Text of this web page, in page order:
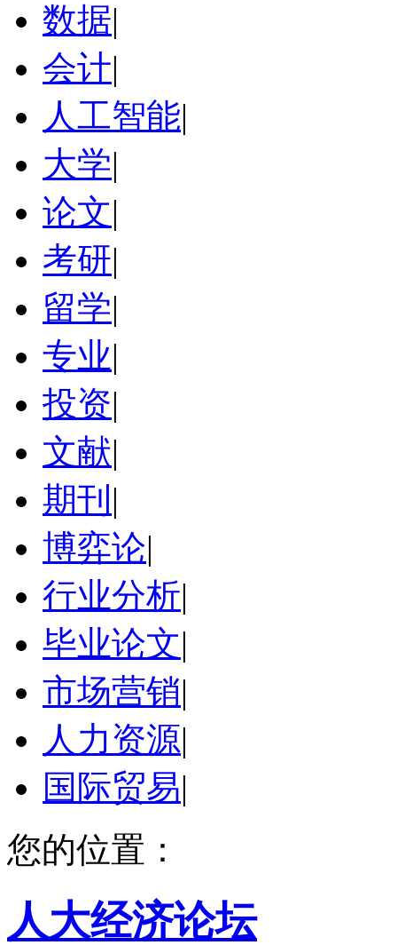
数据|
会计|
人工智能|
大学|
论文|
考研|
留学|
专业|
投资|
文献|
期刊 |
博弈论|
行业分析|
毕业论文|
市场营销|
人力资源|
国际贸易|
您的位置：
人大经济论坛